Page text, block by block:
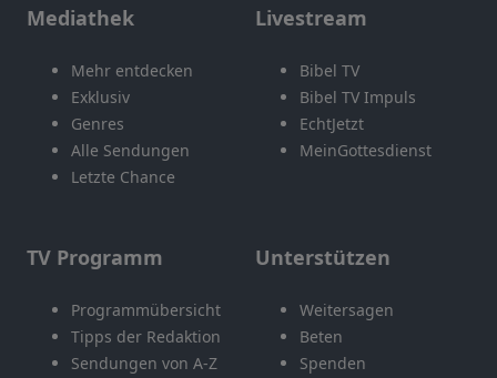
Mediathek
Mehr entdecken
Exklusiv
Genres
Alle Sendungen
Letzte Chance
Livestream
Bibel TV
Bibel TV Impuls
EchtJetzt
MeinGottesdienst
TV Programm
Programmübersicht
Tipps der Redaktion
Sendungen von A-Z
Unterstützen
Weitersagen
Beten
Spenden